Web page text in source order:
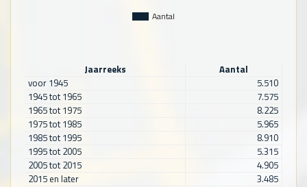
Aantal
Jaarreeks
Aantal
voor 1945
5.510
1945 tot 1965
7.575
1965 tot 1975
8.225
1975 tot 1985
5.965
1985 tot 1995
8.910
1995 tot 2005
5.315
2005 tot 2015
4.905
2015 en later
3.485